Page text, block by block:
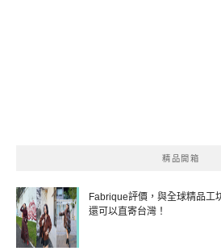
精品開箱
Fabrique評價，與全球精品工
還可以直寄台灣！